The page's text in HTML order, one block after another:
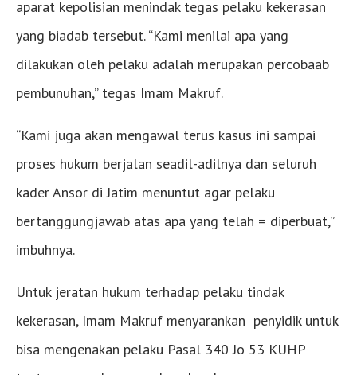
aparat kepolisian menindak tegas pelaku kekerasan
yang biadab tersebut. “Kami menilai apa yang
dilakukan oleh pelaku adalah merupakan percobaab
pembunuhan,” tegas Imam Makruf.
“Kami juga akan mengawal terus kasus ini sampai
proses hukum berjalan seadil-adilnya dan seluruh
kader Ansor di Jatim menuntut agar pelaku
bertanggungjawab atas apa yang telah = diperbuat,”
imbuhnya.
Untuk jeratan hukum terhadap pelaku tindak
kekerasan, Imam Makruf menyarankan penyidik untuk
bisa mengenakan pelaku Pasal 340 Jo 53 KUHP